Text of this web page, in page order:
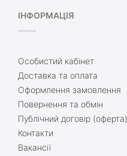
ІНФОРМАЦІЯ
Особистий кабінет
Доставка та оплата
Оформлення замовлення
Повернення та обмін
Публічний договір (оферта)
Контакти
Вакансії